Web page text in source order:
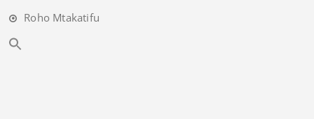
Roho Mtakatifu